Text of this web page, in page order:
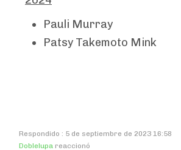
Pauli Murray
Patsy Takemoto Mink
Respondido : 5 de septiembre de 2023 16:58
Doblelupa reaccionó